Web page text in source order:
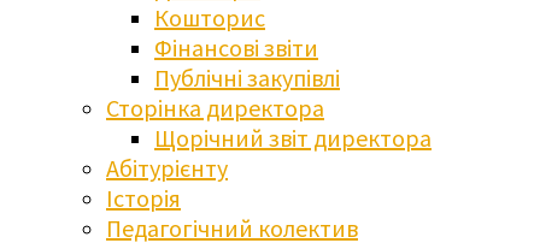
Кошторис
Фінансові звіти
Публічні закупівлі
Сторінка директора
Щорічний звіт директора
Абітурієнту
Історія
Педагогічний колектив